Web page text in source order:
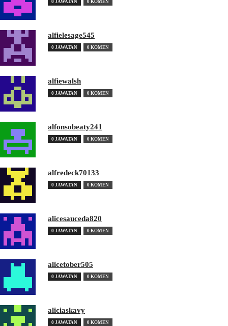
0 JAWATAN 0 KOMEN
alfielesage545
0 JAWATAN 0 KOMEN
alfiewalsh
0 JAWATAN 0 KOMEN
alfonsobeaty241
0 JAWATAN 0 KOMEN
alfredeck70133
0 JAWATAN 0 KOMEN
alicesauceda820
0 JAWATAN 0 KOMEN
alicetober505
0 JAWATAN 0 KOMEN
aliciaskavy
0 JAWATAN 0 KOMEN